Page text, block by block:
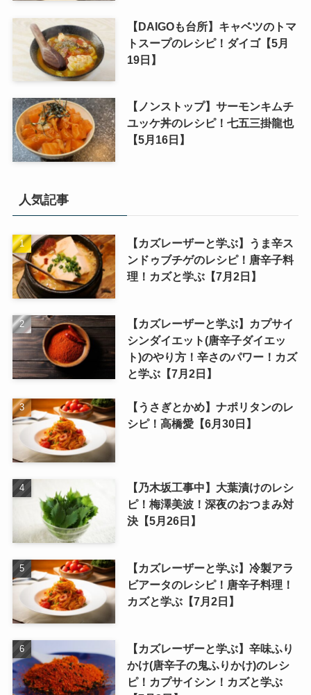
【DAIGOも台所】キャベツのトマ
トスープのレシピ！ダイゴ【5月
19日】
【ノンストップ】サーモンキムチ
ユッケ丼のレシピ！七五三掛龍也
【5月16日】
人気記事
【カズレーザーと学ぶ】うま辛ス
ンドゥブチゲのレシピ！唐辛子料
理！カズと学ぶ【7月2日】
【カズレーザーと学ぶ】カプサイ
シンダイエット(唐辛子ダイエッ
ト)のやり方！辛さのパワー！カズ
と学ぶ【7月2日】
【うさぎとかめ】ナポリタンのレ
シピ！高橋愛【6月30日】
【乃木坂工事中】大葉漬けのレシ
ピ！梅澤美波！深夜のおつまみ対
決【5月26日】
【カズレーザーと学ぶ】冷製アラ
ビアータのレシピ！唐辛子料理！
カズと学ぶ【7月2日】
【カズレーザーと学ぶ】辛味ふり
かけ(唐辛子の鬼ふりかけ)のレシ
ピ！カプサイシン！カズと学ぶ